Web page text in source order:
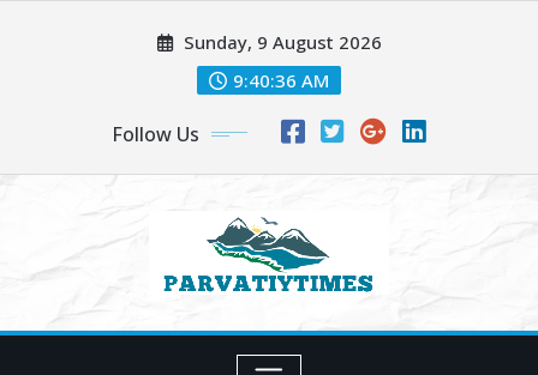
Sunday, 9 August 2026
9:40:38 AM
Follow Us